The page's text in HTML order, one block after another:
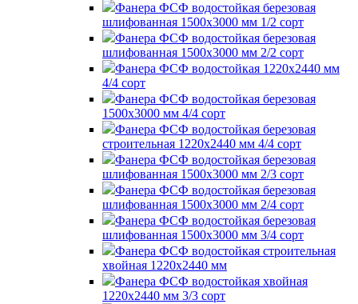
Фанера ФСФ водостойкая березовая
шлифованная 1500х3000 мм 1/2 сорт
Фанера ФСФ водостойкая березовая
шлифованная 1500х3000 мм 2/2 сорт
Фанера ФСФ водостойкая 1220х2440 мм
4/4 сорт
Фанера ФСФ водостойкая березовая
1500х3000 мм 4/4 сорт
Фанера ФСФ водостойкая березовая
строительная 1220х2440 мм 4/4 сорт
Фанера ФСФ водостойкая березовая
шлифованная 1500х3000 мм 2/3 сорт
Фанера ФСФ водостойкая березовая
шлифованная 1500х3000 мм 2/4 сорт
Фанера ФСФ водостойкая березовая
шлифованная 1500х3000 мм 3/4 сорт
Фанера ФСФ водостойкая строительная
хвойная 1220х2440 мм
Фанера ФСФ водостойкая хвойная
1220х2440 мм 3/3 сорт